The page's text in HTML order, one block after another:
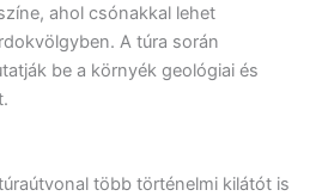
ahol csónakkal lehet
A túra során
be a környék geológiai és
több történelmi kilátót is